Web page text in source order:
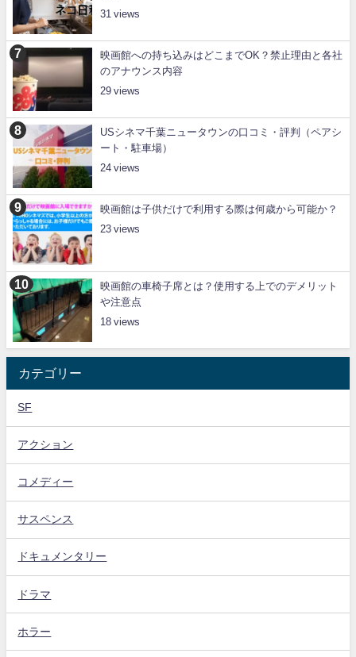
31
映画館への持ち込みはどこまでOK？禁止理由と各社
のアナウンス内容
29
USシネマ千葉ニュータウンの口コミ・評判（ペアシ
ート・駐車場）
24
映画館は子供だけで利用する際は何歳から可能か？
23
映画館の車椅子席とは？使用する上でのデメリット
や注意点
18
カテゴリー
SF
アクション
コメディー
サスペンス
ドキュメンタリー
ドラマ
ホラー